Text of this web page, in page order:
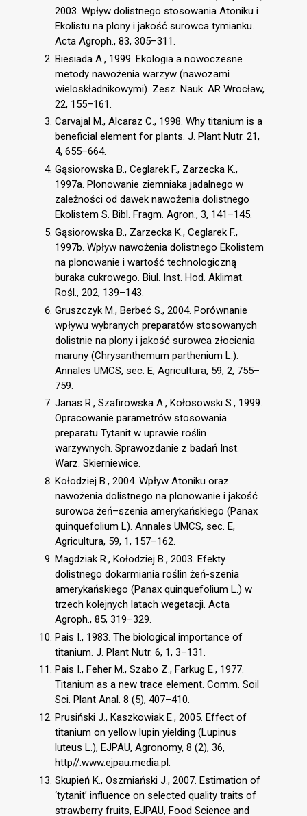
2003. Wpływ dolistnego stosowania Atoniku i
Ekolistu na plony i jakość surowca tymianku.
Acta Agroph., 83, 305–311.
Biesiada A., 1999. Ekologia a nowoczesne
metody nawożenia warzyw (nawozami
wieloskładnikowymi). Zesz. Nauk. AR Wrocław,
22, 155–161.
Carvajal M., Alcaraz C., 1998. Why titanium is a
beneficial element for plants. J. Plant Nutr. 21,
4, 655–664.
Gąsiorowska B., Ceglarek F., Zarzecka K.,
1997a. Plonowanie ziemniaka jadalnego w
zależności od dawek nawożenia dolistnego
Ekolistem S. Bibl. Fragm. Agron., 3, 141–145.
Gąsiorowska B., Zarzecka K., Ceglarek F.,
1997b. Wpływ nawożenia dolistnego Ekolistem
na plonowanie i wartość technologiczną
buraka cukrowego. Biul. Inst. Hod. Aklimat.
Rośl., 202, 139–143.
Gruszczyk M., Berbeć S., 2004. Porównanie
wpływu wybranych preparatów stosowanych
dolistnie na plony i jakość surowca złocienia
maruny (Chrysanthemum parthenium L.).
Annales UMCS, sec. E, Agricultura, 59, 2, 755–
759.
Janas R., Szafirowska A., Kołosowski S., 1999.
Opracowanie parametrów stosowania
preparatu Tytanit w uprawie roślin
warzywnych. Sprawozdanie z badań Inst.
Warz. Skierniewice.
Kołodziej B., 2004. Wpływ Atoniku oraz
nawożenia dolistnego na plonowanie i jakość
surowca żeń–szenia amerykańskiego (Panax
quinquefolium L). Annales UMCS, sec. E,
Agricultura, 59, 1, 157–162.
Magdziak R., Kołodziej B., 2003. Efekty
dolistnego dokarmiania roślin żeń-szenia
amerykańskiego (Panax quinquefolium L.) w
trzech kolejnych latach wegetacji. Acta
Agroph., 85, 319–329.
Pais I., 1983. The biological importance of
titanium. J. Plant Nutr. 6, 1, 3–131.
Pais I., Feher M., Szabo Z., Farkug E., 1977.
Titanium as a new trace element. Comm. Soil
Sci. Plant Anal. 8 (5), 407–410.
Prusiński J., Kaszkowiak E., 2005. Effect of
titanium on yellow lupin yielding (Lupinus
luteus L.), EJPAU, Agronomy, 8 (2), 36,
http//:www.ejpau.media.pl.
Skupień K., Oszmiański J., 2007. Estimation of
‘tytanit’ influence on selected quality traits of
strawberry fruits, EJPAU, Food Science and